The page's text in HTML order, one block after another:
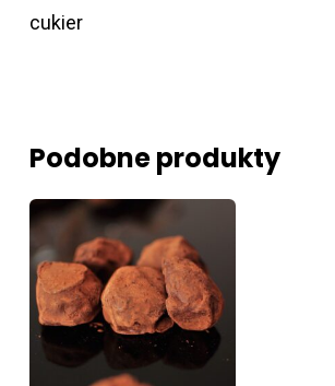
cukier
Podobne produkty